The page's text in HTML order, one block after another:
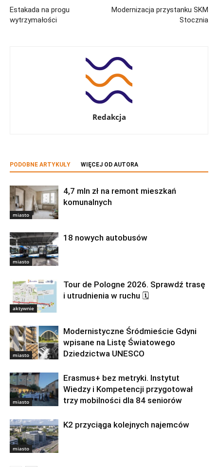
Estakada na progu
wytrzymałości
Modernizacja przystanku SKM
Stocznia
Redakcja
PODOBNE ARTYKUŁY WIĘCEJ OD AUTORA
miasto
4,7 mln zł na remont mieszkań
komunalnych
miasto
18 nowych autobusów
aktywnie
Tour de Pologne 2026. Sprawdź trasę
i utrudnienia w ruchu 🗓
miasto
Modernistyczne Śródmieście Gdyni
wpisane na Listę Światowego
Dziedzictwa UNESCO
miasto
Erasmus+ bez metryki. Instytut
Wiedzy i Kompetencji przygotował
trzy mobilności dla 84 seniorów
miasto
K2 przyciąga kolejnych najemców